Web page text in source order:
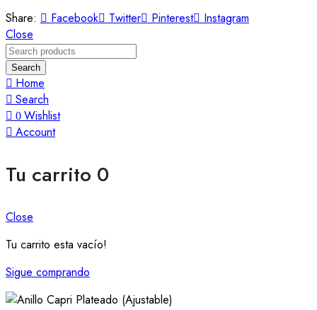
Share:
Facebook Twitter Pinterest
Instagram
Close
Search
Home
Search
0 Wishlist
Account
Tu carrito 0
Close
Tu carrito esta vacío!
Sigue comprando